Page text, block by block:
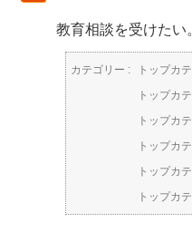
教育相談を受けたい
カテゴリー : トップカ
トップカ
トップカ
トップカ
トップカ
トップカ